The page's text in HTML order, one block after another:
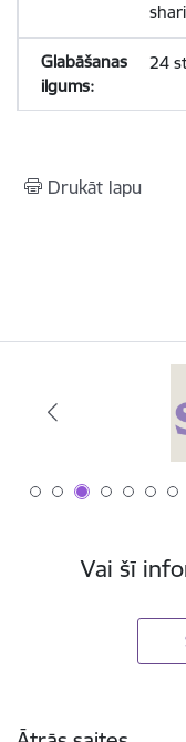
24
Drukāt lapu
Vai šī